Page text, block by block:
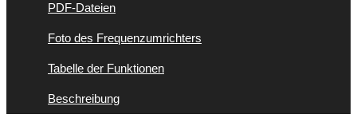
PDF-Dateien
Foto des Frequenzumrichters
Tabelle der Funktionen
Beschreibung